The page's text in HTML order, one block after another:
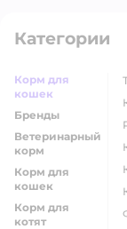
Категории
Корм для
кошек
Бренды
Ветеринарный
корм
Корм для
кошек
Корм для
котят